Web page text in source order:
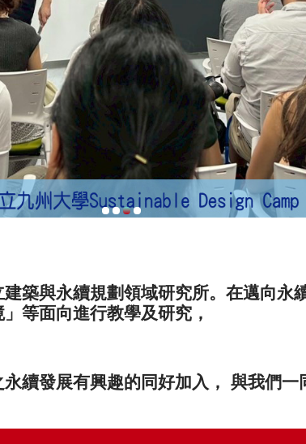
築與永續規劃領域研究所。在邁向永
等面向進行教學及研究，
續發展有興趣的同好加入， 與我們一